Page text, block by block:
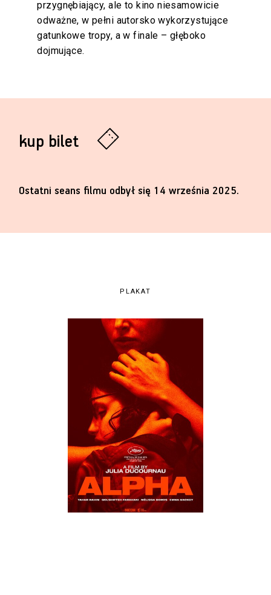
kup bilet
Ostatni seans filmu odbył się 14 września 2025.
PLAKAT
przygnębiający, ale to kino niesamowicie
odważne, w pełni autorsko wykorzystujące
gatunkowe tropy, a w finale – głęboko
dojmujące.